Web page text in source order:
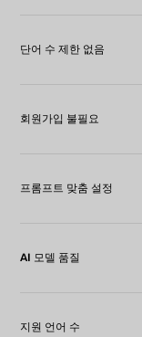
단어 수 제한 없음
회원가입 불필요
프롬프트 맞춤 설정
AI 모델 품질
지원 언어 수